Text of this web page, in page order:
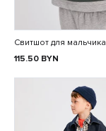
Свитшот для мальчика
115.50 BYN